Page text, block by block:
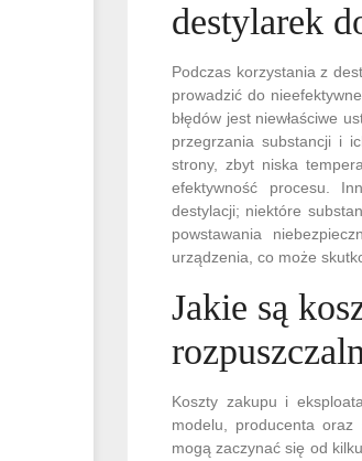
destylarek
Podczas korzystania z
prowadzić do
błędów jest niewłaściwe
przegrzania substancji i
strony, zbyt niska
efektywność procesu.
destylacji; niektóre
powstawania
urządzenia, co może
Jakie są
Koszty zakupu i
modelu, producenta oraz
mogą zaczynać się od